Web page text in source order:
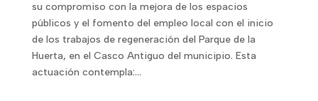
su compromiso con la mejora de los espacios
públicos y el fomento del empleo local con el inicio
de los trabajos de regeneración del Parque de la
Huerta, en el Casco Antiguo del municipio. Esta
actuación contempla:...